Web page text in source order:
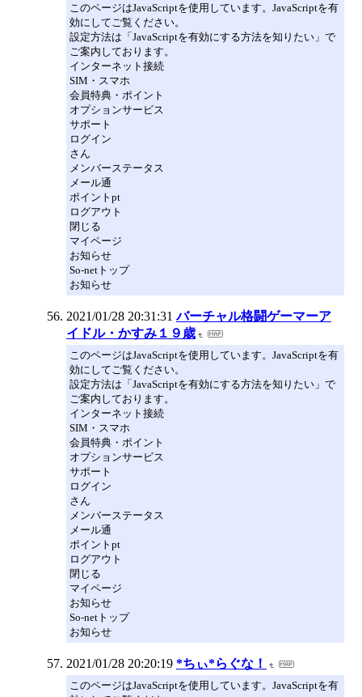
このページはJavaScriptを使用しています。JavaScriptを有
効にしてご覧ください。
設定方法は「JavaScriptを有効にする方法を知りたい」で
ご案内しております。
インターネット接続
SIM・スマホ
会員特典・ポイント
オプションサービス
サポート
ログイン
さん
メンバーステータス
メール通
ポイントpt
ログアウト
閉じる
マイページ
お知らせ
So-netトップ
お知らせ
2021/01/28 20:31:31 バーチャル格闘ゲーマーア
イドル・かすみ１９歳
このページはJavaScriptを使用しています。JavaScriptを有
効にしてご覧ください。
設定方法は「JavaScriptを有効にする方法を知りたい」で
ご案内しております。
インターネット接続
SIM・スマホ
会員特典・ポイント
オプションサービス
サポート
ログイン
さん
メンバーステータス
メール通
ポイントpt
ログアウト
閉じる
マイページ
お知らせ
So-netトップ
お知らせ
2021/01/28 20:20:19 *ちぃ*らぐな！
このページはJavaScriptを使用しています。JavaScriptを有